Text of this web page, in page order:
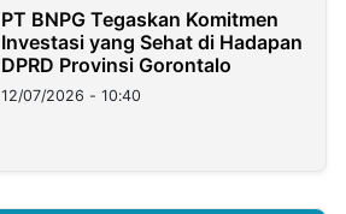
PT BNPG Tegaskan Komitmen
Investasi yang Sehat di Hadapan
DPRD Provinsi Gorontalo
12/07/2026 - 10:40